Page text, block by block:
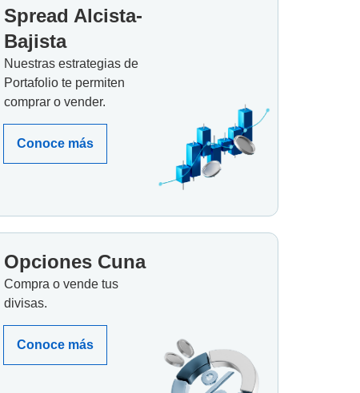
Spread Alcista-
Bajista
Nuestras estrategias de
Portafolio te permiten
comprar o vender.
Conoce más
Opciones Cuna
Compra o vende tus
divisas.
Conoce más